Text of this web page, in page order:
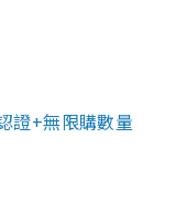
證+無限購數量